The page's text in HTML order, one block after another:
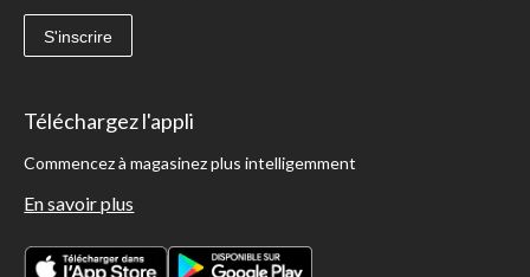
S'inscrire
Téléchargez l'appli
Commencez à magasinez plus intelligemment
En savoir plus